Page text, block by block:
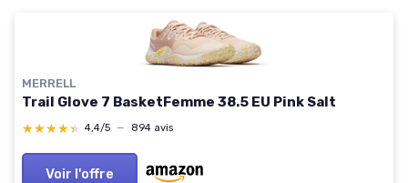
MERRELL
Trail Glove 7 BasketFemme 38.5 EU Pink Salt
★★★★★
★★★★★ 4,4/5 — 894 avis
Voir l'offre